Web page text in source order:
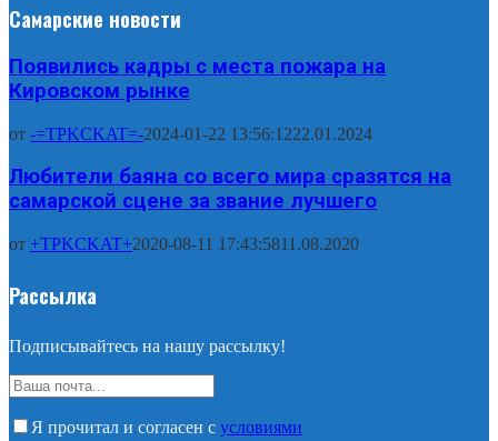
Самарские новости
Появились кадры с места пожара на
Кировском рынке
от -=TPKCKAT=-2024-01-22 13:56:1222.01.2024
Любители баяна со всего мира сразятся на
самарской сцене за звание лучшего
от +TPKCKAT+2020-08-11 17:43:5811.08.2020
Рассылка
Подписывайтесь на нашу рассылку!
Я прочитал и согласен с условиями